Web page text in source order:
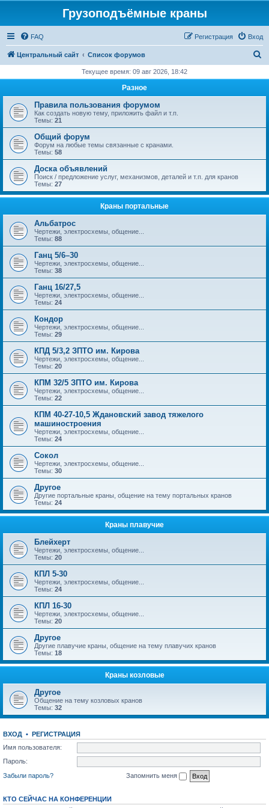
Грузоподъёмные краны
FAQ Вход
Регистрация
Центральный сайт Список форумов
с
Текущее время: 09 авг 2026, 18:42
Разное
Правила пользования форумом
Как создать новую тему, приложить файл и т.п.
Темы: 21
Общий форум
Форум на любые темы связанные с кранами.
Темы: 58
Доска объявлений
Поиск / предложение услуг, механизмов, деталей и т.п. для кранов
Темы: 27
Краны портальные
Альбатрос
Чертежи, электросхемы, общение...
Темы: 88
Ганц 5/6–30
Чертежи, электросхемы, общение...
Темы: 38
Ганц 16/27,5
Чертежи, электросхемы, общение...
Темы: 24
Кондор
Чертежи, электросхемы, общение...
Темы: 29
КПД 5/3,2 ЗПТО им. Кирова
Чертежи, электросхемы, общение...
Темы: 20
КПМ 32/5 ЗПТО им. Кирова
Чертежи, электросхемы, общение...
Темы: 22
КПМ 40-27-10,5 Ждановский завод тяжелого
машиностроения
Чертежи, электросхемы, общение...
Темы: 24
Сокол
Чертежи, электросхемы, общение...
Темы: 30
Другое
Другие портальные краны, общение на тему портальных кранов
Темы: 24
Краны плавучие
Блейхерт
Чертежи, электросхемы, общение...
Темы: 20
КПЛ 5-30
Чертежи, электросхемы, общение...
Темы: 24
КПЛ 16-30
Чертежи, электросхемы, общение...
Темы: 20
Другое
Другие плавучие краны, общение на тему плавучих кранов
Темы: 18
Краны козловые
Другое
Общение на тему козловых кранов
Темы: 32
ВХОД • РЕГИСТРАЦИЯ
Имя пользователя:
Пароль:
Забыли пароль?
Запомнить меня
КТО СЕЙЧАС НА КОНФЕРЕНЦИИ